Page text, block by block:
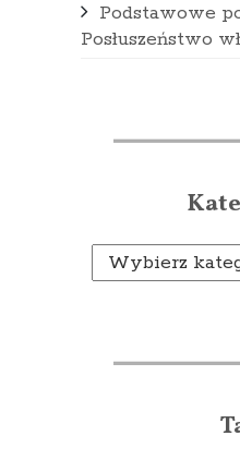
Podstawowe
Posłuszeństwo
Kategorie